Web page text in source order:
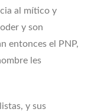
al mítico y
y son
entonces el PNP,
les
y sus